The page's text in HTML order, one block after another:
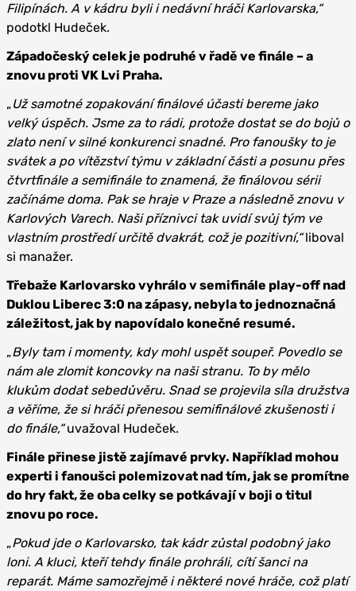
Filipínách. A v kádru byli i nedávní hráči Karlovarska,“
podotkl Hudeček.
Západočeský celek je podruhé v řadě ve finále – a
znovu proti VK Lvi Praha.
„Už samotné zopakování finálové účasti bereme jako
velký úspěch. Jsme za to rádi, protože dostat se do bojů o
zlato není v silné konkurenci snadné. Pro fanoušky to je
svátek a po vítězství týmu v základní části a posunu přes
čtvrtfinále a semifinále to znamená, že finálovou sérii
začínáme doma. Pak se hraje v Praze a následně znovu v
Karlových Varech. Naši příznivci tak uvidí svůj tým ve
vlastním prostředí určitě dvakrát, což je pozitivní,“liboval
si manažer.
Třebaže Karlovarsko vyhrálo v semifinále play-off nad
Duklou Liberec 3:0 na zápasy, nebyla to jednoznačná
záležitost, jak by napovídalo konečné resumé.
„Byly tam i momenty, kdy mohl uspět soupeř. Povedlo se
nám ale zlomit koncovky na naši stranu. To by mělo
klukům dodat sebedůvěru. Snad se projevila síla družstva
a věříme, že si hráči přenesou semifinálové zkušenosti i
do finále,“uvažoval Hudeček.
Finále přinese jistě zajímavé prvky. Například mohou
experti i fanoušci polemizovat nad tím, jak se promítne
do hry fakt, že oba celky se potkávají v boji o titul
znovu po roce.
„Pokud jde o Karlovarsko, tak kádr zůstal podobný jako
loni. A kluci, kteří tehdy finále prohráli, cítí šanci na
reparát. Máme samozřejmě i některé nové hráče, což platí